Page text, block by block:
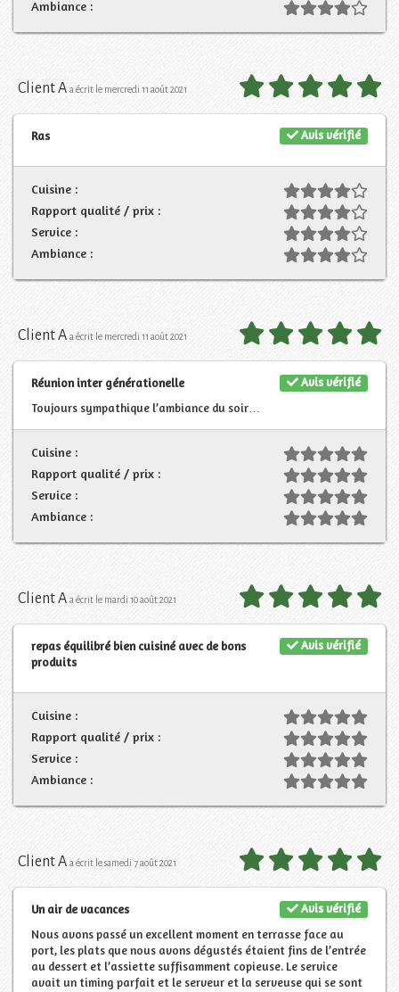
Ambiance :
Client A a écrit le mercredi 11 août 2021
Avis vérifié
Ras
Cuisine :
Rapport qualité / prix :
Service :
Ambiance :
Client A a écrit le mercredi 11 août 2021
Avis vérifié
Réunion inter générationelle
Toujours sympathique l’ambiance du soir…
Cuisine :
Rapport qualité / prix :
Service :
Ambiance :
Client A a écrit le mardi 10 août 2021
Avis vérifié
repas équilibré bien cuisiné avec de bons
produits
Cuisine :
Rapport qualité / prix :
Service :
Ambiance :
Client A a écrit le samedi 7 août 2021
Avis vérifié
Un air de vacances
Nous avons passé un excellent moment en terrasse face au
port, les plats que nous avons dégustés étaient fins de l’entrée
au dessert et l’assiette suffisamment copieuse. Le service
avait un timing parfait et le serveur et la serveuse qui se sont